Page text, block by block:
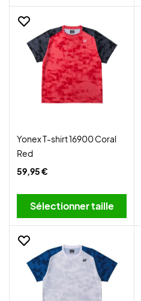
Yonex T-shirt 16900 Coral
Red
59,95 €
Sélectionner taille